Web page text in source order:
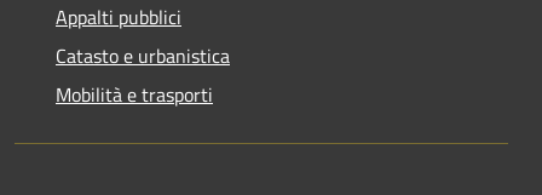
Appalti pubblici
Catasto e urbanistica
Mobilità e trasporti